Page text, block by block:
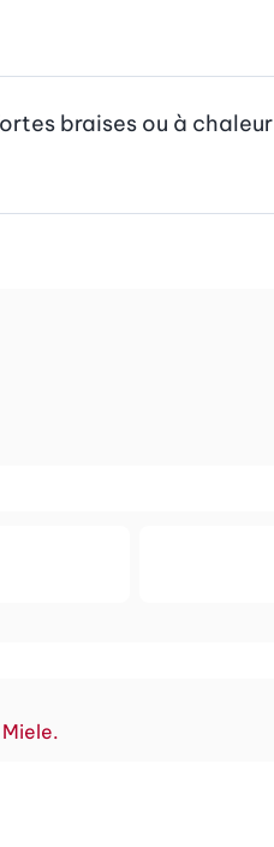
braises ou à chaleur